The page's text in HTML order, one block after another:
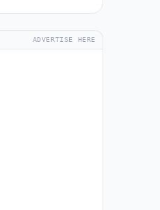
ADVERTISE HERE